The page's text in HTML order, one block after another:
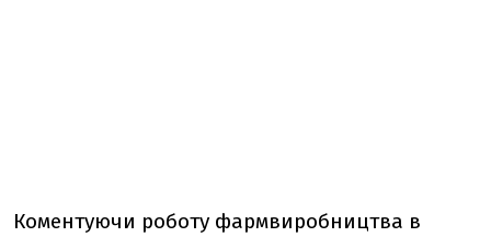
Коментуючи роботу фармвиробництва в